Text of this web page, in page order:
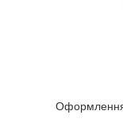
Оформлення